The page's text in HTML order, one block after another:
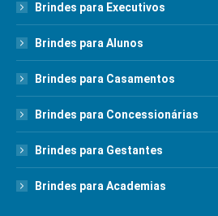
Brindes para Executivos
Brindes para Alunos
Brindes para Casamentos
Brindes para Concessionárias
Brindes para Gestantes
Brindes para Academias